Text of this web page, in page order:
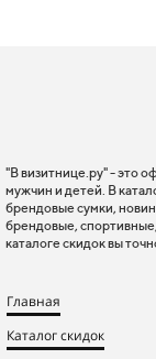
"В визитнице.ру" - это
мужчин и детей. В
брендовые сумки,
брендовые,
каталоге скидок вы
Главная
Каталог скидок